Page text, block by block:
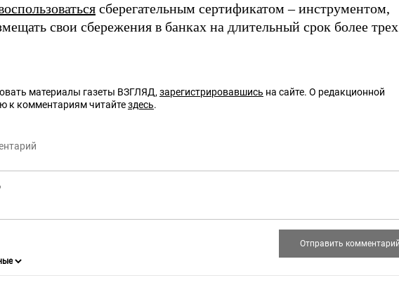
сберегательным сертификатом – инструментом,
свои сбережения в банках на длительный срок более трех
материалы газеты ВЗГЛЯД, зарегистрировавшись на сайте. О редакционной
к комментариям читайтездесь.